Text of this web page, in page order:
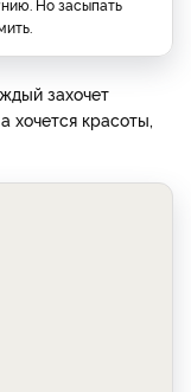
Но засыпать
захочет
хочется красоты,